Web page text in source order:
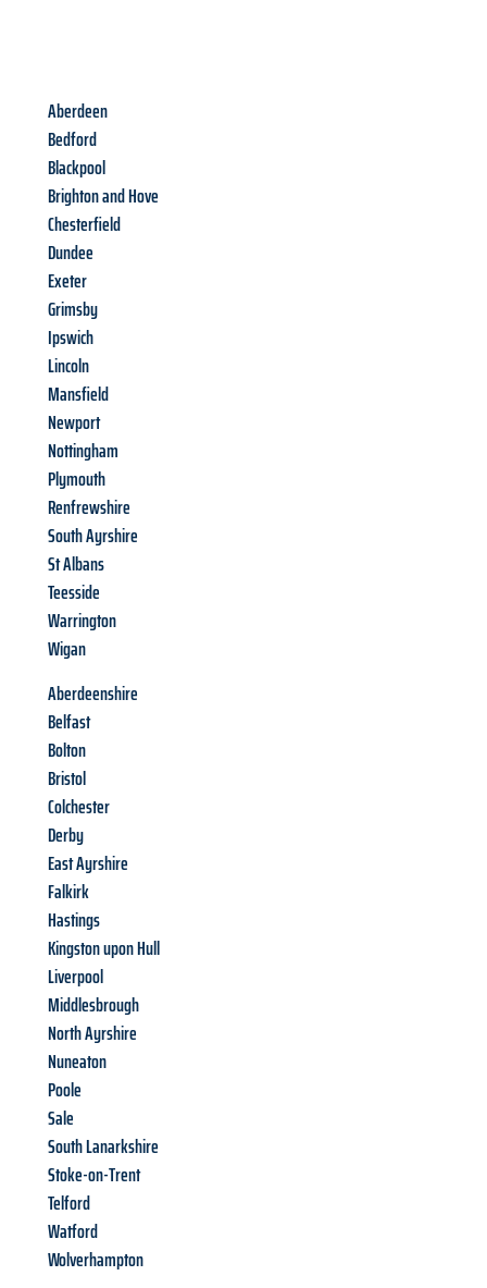
Aberdeen
Bedford
Blackpool
Brighton and Hove
Chesterfield
Dundee
Exeter
Grimsby
Ipswich
Lincoln
Mansfield
Newport
Nottingham
Plymouth
Renfrewshire
South Ayrshire
St Albans
Teesside
Warrington
Wigan
Aberdeenshire
Belfast
Bolton
Bristol
Colchester
Derby
East Ayrshire
Falkirk
Hastings
Kingston upon Hull
Liverpool
Middlesbrough
North Ayrshire
Nuneaton
Poole
Sale
South Lanarkshire
Stoke-on-Trent
Telford
Watford
Wolverhampton